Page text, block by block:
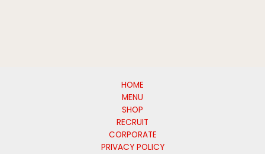
HOME
MENU
SHOP
RECRUIT
CORPORATE
PRIVACY POLICY